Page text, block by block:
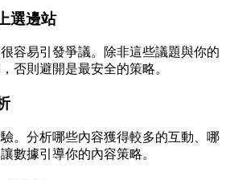
選邊站
容易引發爭議。除非這些議題與你的
否則避開是最安全的策略。
。分析哪些內容獲得較多的互動、哪
數據引導你的內容策略。